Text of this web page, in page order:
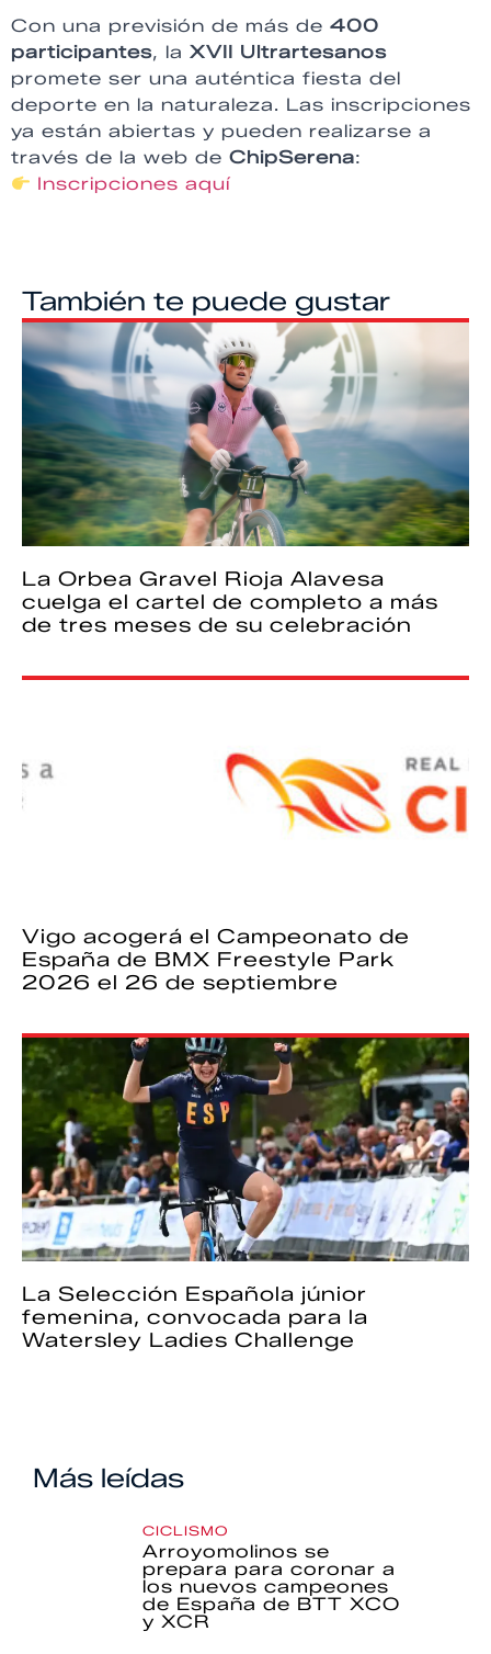
Con una previsión de más de 400
participantes, la XVII Ultrartesanos
promete ser una auténtica fiesta del
deporte en la naturaleza. Las inscripciones
ya están abiertas y pueden realizarse a
través de la web de ChipSerena:
Inscripciones aquí
También te puede gustar
La Orbea Gravel Rioja Alavesa
cuelga el cartel de completo a más
de tres meses de su celebración
Vigo acogerá el Campeonato de
España de BMX Freestyle Park
2026 el 26 de septiembre
La Selección Española júnior
femenina, convocada para la
Watersley Ladies Challenge
Más leídas
CICLISMO
Arroyomolinos se
prepara para coronar a
los nuevos campeones
de España de BTT XCO
y XCR